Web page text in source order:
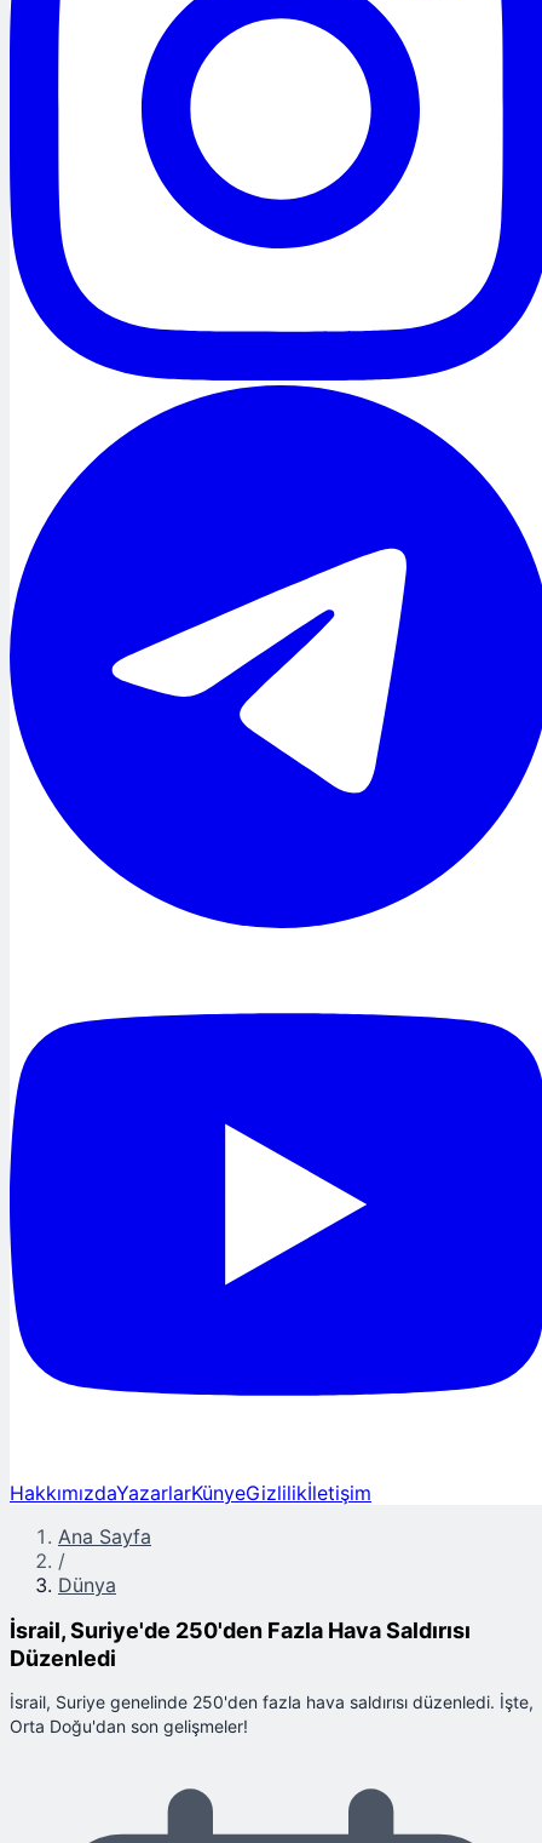
HakkımızdaYazarlarKünyeGizlilikİletişim
Ana Sayfa
/
Dünya
İsrail, Suriye'de 250'den Fazla Hava Saldırısı
Düzenledi
İsrail, Suriye genelinde 250'den fazla hava saldırısı düzenledi. İşte,
Orta Doğu'dan son gelişmeler!